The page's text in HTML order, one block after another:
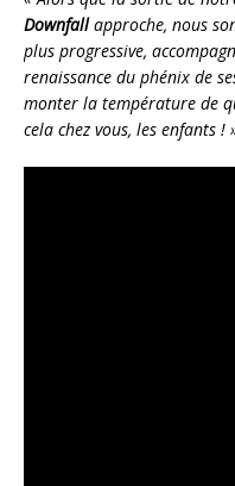
Downfallapproche, nous
plus progressive,
renaissance du phénix de
monter la température de
cela chez vous, les enfants !